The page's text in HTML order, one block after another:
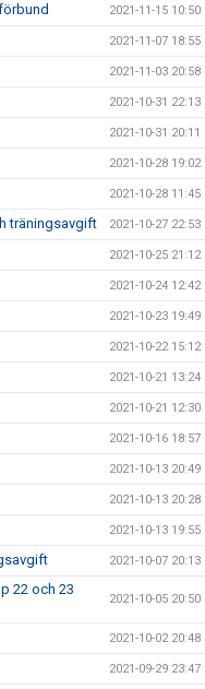
2021-11-15 10:50
2021-11-07 18:55
2021-11-03 20:58
2021-10-31 22:13
2021-10-31 20:11
2021-10-28 19:02
2021-10-28 11:45
träningsavgift 2021-10-27 22:53
2021-10-25 21:12
2021-10-24 12:42
2021-10-23 19:49
2021-10-22 15:12
2021-10-21 13:24
2021-10-21 12:30
2021-10-16 18:57
2021-10-13 20:49
2021-10-13 20:28
2021-10-13 19:55
2021-10-07 20:13
22 och 23
2021-10-05 20:50
2021-10-02 20:48
2021-09-29 23:47